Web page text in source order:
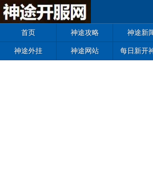
首页 神途攻略 神途新
神途外挂 神途网站 每日新开